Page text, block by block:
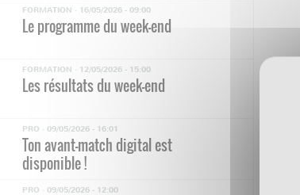
FORMATION · 16/05/2026 - 09:00
Le programme du week-end
FORMATION · 12/05/2026 - 15:00
Les résultats du week-end
PRO · 09/05/2026 - 16:01
Ton avant-match digital est
disponible !
PRO · 09/05/2026 - 12:00